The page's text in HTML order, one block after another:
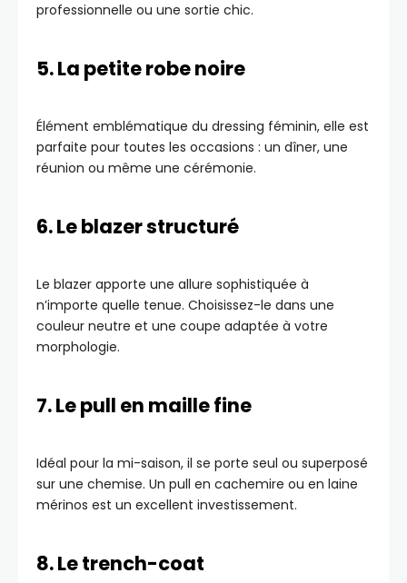
professionnelle ou une sortie chic.
5. La petite robe noire
Élément emblématique du dressing féminin, elle est
parfaite pour toutes les occasions : un dîner, une
réunion ou même une cérémonie.
6. Le blazer structuré
Le blazer apporte une allure sophistiquée à
n’importe quelle tenue. Choisissez-le dans une
couleur neutre et une coupe adaptée à votre
morphologie.
7. Le pull en maille fine
Idéal pour la mi-saison, il se porte seul ou superposé
sur une chemise. Un pull en cachemire ou en laine
mérinos est un excellent investissement.
8. Le trench-coat